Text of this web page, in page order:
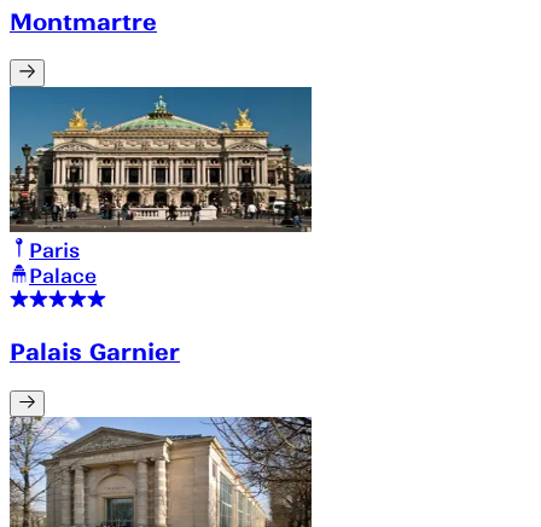
Montmartre
Paris
Palace
Palais Garnier